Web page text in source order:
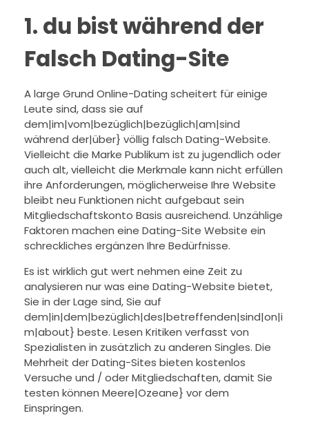
1. du bist während der
Falsch Dating-Site
A large Grund Online-Dating scheitert für einige
Leute sind, dass sie auf
dem|im|vom|bezüglich|bezüglich|am|sind
während der|über} völlig falsch Dating-Website.
Vielleicht die Marke Publikum ist zu jugendlich oder
auch alt, vielleicht die Merkmale kann nicht erfüllen
ihre Anforderungen, möglicherweise Ihre Website
bleibt neu Funktionen nicht aufgebaut sein
Mitgliedschaftskonto Basis ausreichend. Unzählige
Faktoren machen eine Dating-Site Website ein
schreckliches ergänzen Ihre Bedürfnisse.
Es ist wirklich gut wert nehmen eine Zeit zu
analysieren nur was eine Dating-Website bietet,
Sie in der Lage sind, Sie auf
dem|in|dem|bezüglich|des|betreffenden|sind|on|i
m|about} beste. Lesen Kritiken verfasst von
Spezialisten in zusätzlich zu anderen Singles. Die
Mehrheit der Dating-Sites bieten kostenlos
Versuche und / oder Mitgliedschaften, damit Sie
testen können Meere|Ozeane} vor dem
Einspringen.